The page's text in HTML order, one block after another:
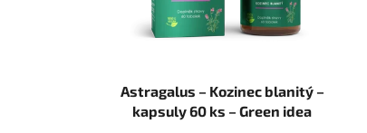
Astragalus – Kozinec blanitý –
kapsuly 60 ks – Green idea